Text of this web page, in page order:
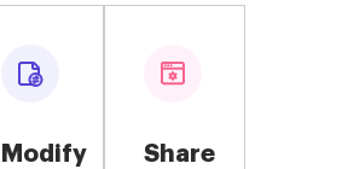
Modify
Share